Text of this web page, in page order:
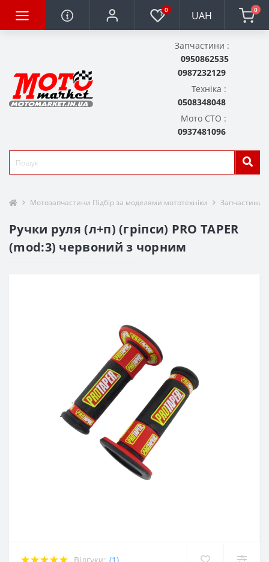
0 UAH 0
Запчастини :
0950862535
0987232129
Техніка :
0508348048
Мото СТО :
0937481096
Мотозапчастини Підбір за моделями мототехніки Запчастини
Ручки руля (л+п) (гріпси) PRO TAPER
(mod:3) червоний з чорним
Відгуки: (1)